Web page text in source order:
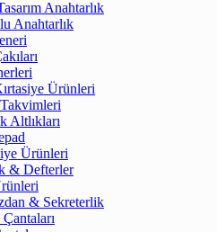
Anahtarlık
Anahtarlık
Ürünleri
Altlıkları
Ürünleri
& Defterler
& Sekreterlik